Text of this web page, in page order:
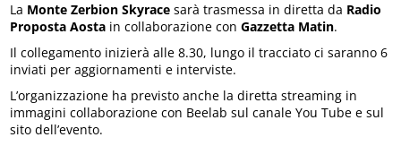
La Monte Zerbion Skyrace sarà trasmessa in diretta da Radio
Proposta Aosta in collaborazione conGazzetta Matin.
Il collegamento inizierà alle 8.30, lungo il tracciato ci saranno 6
inviati per aggiornamenti e interviste.
L’organizzazione ha previsto anche la diretta streaming in
immagini collaborazione con Beelab sul canale You Tube e sul
sito dell’evento.